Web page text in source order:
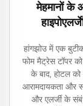
मेहमानों के
हांगझोउ में एक
फोम मैट्रेस टॉपर
के बाद, होटल को
आरामदायकता और
और एलर्जी के